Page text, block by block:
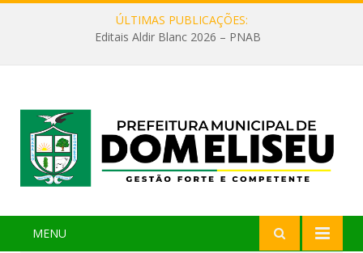
ÚLTIMAS PUBLICAÇÕES:
Editais Aldir Blanc 2026 – PNAB
MENU